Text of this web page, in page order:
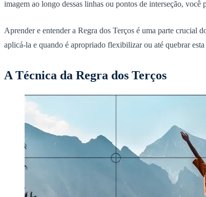
imagem ao longo dessas linhas ou pontos de interseção,
Aprender e entender a Regra dos Terços é uma parte crucial
aplicá-la e quando é apropriado flexibilizar ou até quebrar esta
A Técnica da Regra dos Terços